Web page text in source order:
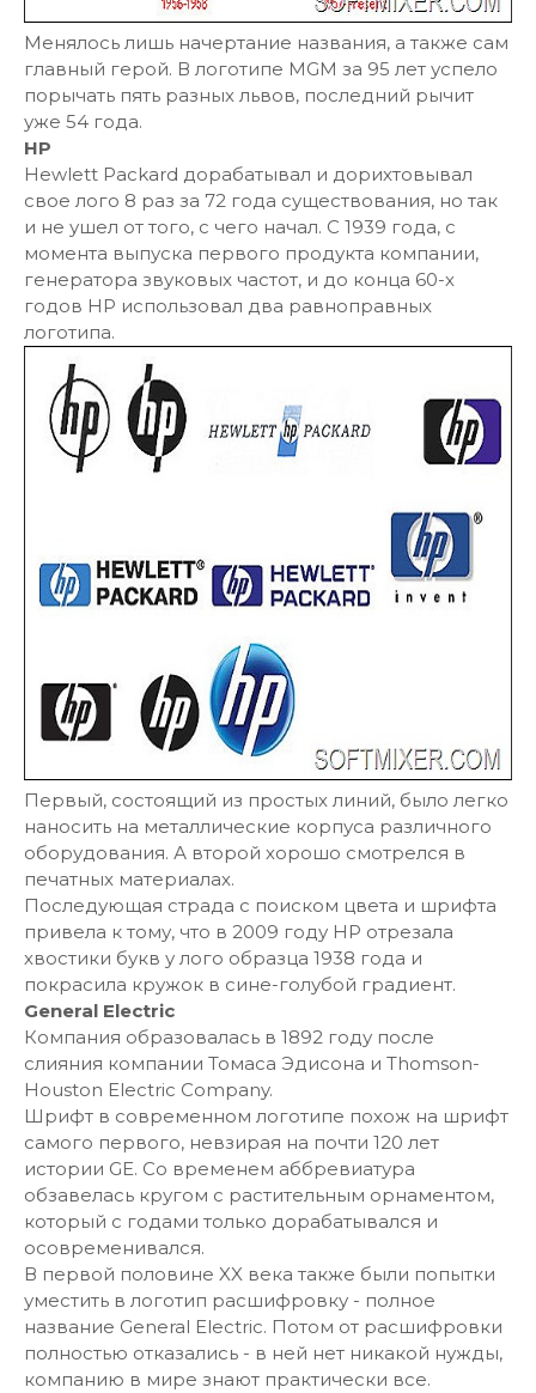
Менялось лишь начертание названия, а также сам
главный герой. В логотипе MGM за 95 лет успело
порычать пять разных львов, последний рычит
уже 54 года.
HP
Hewlett Packard дорабатывал и дорихтовывал
свое лого 8 раз за 72 года существования, но так
и не ушел от того, с чего начал. С 1939 года, с
момента выпуска первого продукта компании,
генератора звуковых частот, и до конца 60-х
годов HP использовал два равноправных
логотипа.
Первый, состоящий из простых линий, было легко
наносить на металлические корпуса различного
оборудования. А второй хорошо смотрелся в
печатных материалах.
Последующая страда с поиском цвета и шрифта
привела к тому, что в 2009 году HP отрезала
хвостики букв у лого образца 1938 года и
покрасила кружок в сине-голубой градиент.
General Electric
Компания образовалась в 1892 году после
слияния компании Томаса Эдисона и Thomson-
Houston Electric Company.
Шрифт в современном логотипе похож на шрифт
самого первого, невзирая на почти 120 лет
истории GE. Со временем аббревиатура
обзавелась кругом с растительным орнаментом,
который с годами только дорабатывался и
осовременивался.
В первой половине XX века также были попытки
уместить в логотип расшифровку - полное
название General Electric. Потом от расшифровки
полностью отказались - в ней нет никакой нужды,
компанию в мире знают практически все.